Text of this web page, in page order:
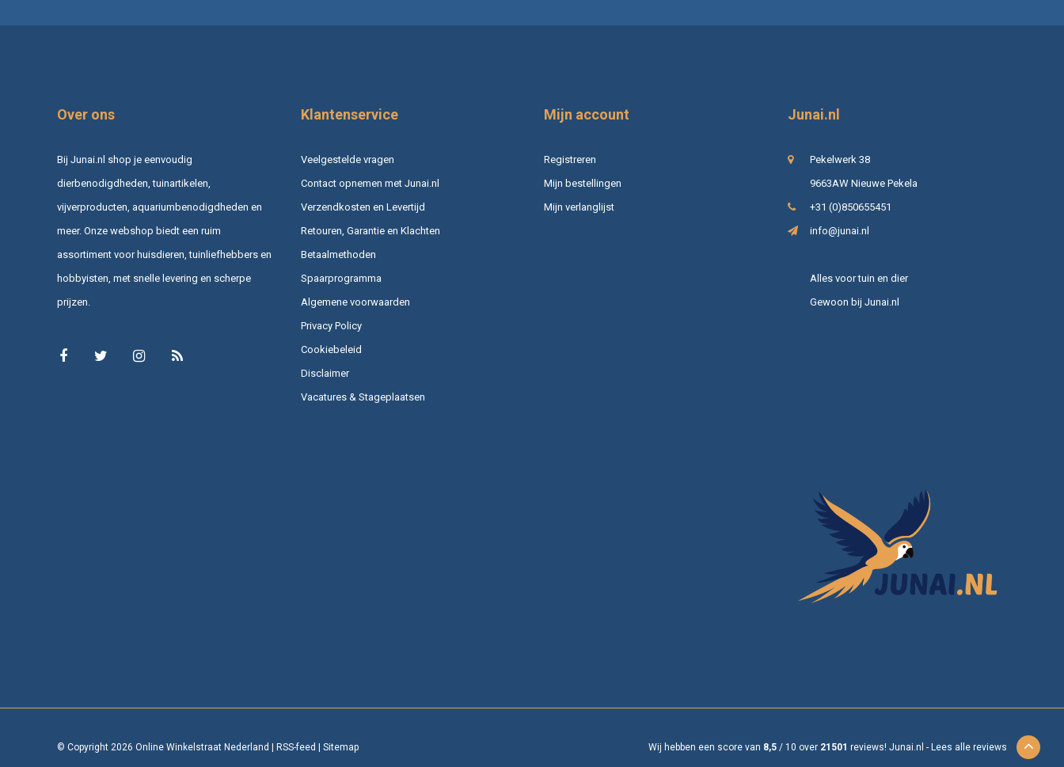
Over ons
Bij Junai.nl shop je eenvoudig
dierbenodigdheden, tuinartikelen,
vijverproducten, aquariumbenodigdheden en
meer. Onze webshop biedt een ruim
assortiment voor huisdieren, tuinliefhebbers en
hobbyisten, met snelle levering en scherpe
prijzen.
Klantenservice
Veelgestelde vragen
Contact opnemen met Junai.nl
Verzendkosten en Levertijd
Retouren, Garantie en Klachten
Betaalmethoden
Spaarprogramma
Algemene voorwaarden
Privacy Policy
Cookiebeleid
Disclaimer
Vacatures & Stageplaatsen
Mijn account
Registreren
Mijn bestellingen
Mijn verlanglijst
Junai.nl
Pekelwerk 38
9663AW Nieuwe Pekela
+31 (0)850655451
info@junai.nl
Alles voor tuin en dier
Gewoon bij Junai.nl
© Copyright 2026 Online Winkelstraat Nederland | RSS-feed | Sitemap Wij hebben een score van 8,5 / 10 over 21501 reviews! Junai.nl - Lees alle reviews